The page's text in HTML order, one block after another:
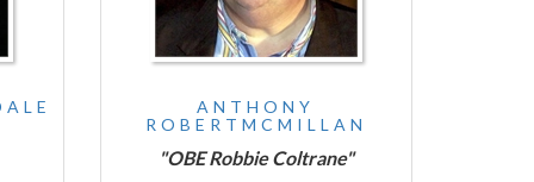
ANTHONY
ROBERTMCMILLAN
"OBE Robbie Coltrane"